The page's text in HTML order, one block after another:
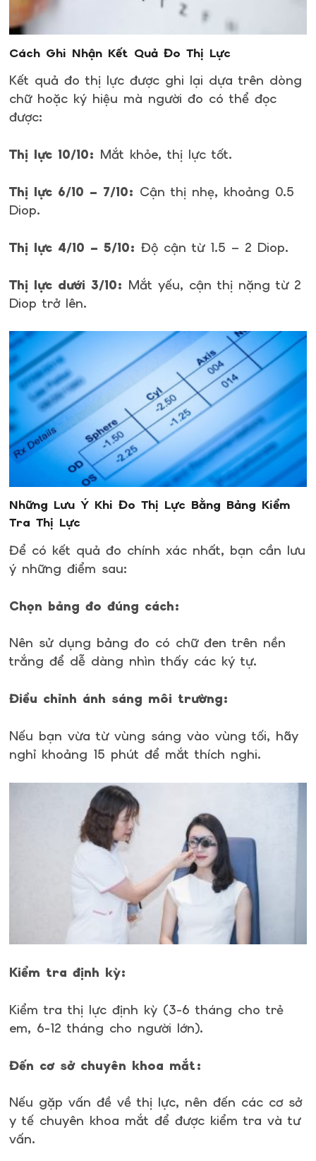
Cách Ghi Nhận Kết Quả Đo Thị Lực
Kết quả đo thị lực được ghi lại dựa trên dòng
chữ hoặc ký hiệu mà người đo có thể đọc
được:
Thị lực 10/10: Mắt khỏe, thị lực tốt.
Thị lực 6/10 – 7/10: Cận thị nhẹ, khoảng 0.5
Diop.
Thị lực 4/10 – 5/10: Độ cận từ 1.5 – 2 Diop.
Thị lực dưới 3/10: Mắt yếu, cận thị nặng từ 2
Diop trở lên.
Những Lưu Ý Khi Đo Thị Lực Bằng Bảng Kiểm
Tra Thị Lực
Để có kết quả đo chính xác nhất, bạn cần lưu
ý những điểm sau:
Chọn bảng đo đúng cách:
Nên sử dụng bảng đo có chữ đen trên nền
trắng để dễ dàng nhìn thấy các ký tự.
Điều chỉnh ánh sáng môi trường:
Nếu bạn vừa từ vùng sáng vào vùng tối, hãy
nghỉ khoảng 15 phút để mắt thích nghi.
Kiểm tra định kỳ:
Kiểm tra thị lực định kỳ (3-6 tháng cho trẻ
em, 6-12 tháng cho người lớn).
Đến cơ sở chuyên khoa mắt:
Nếu gặp vấn đề về thị lực, nên đến các cơ sở
y tế chuyên khoa mắt để được kiểm tra và tư
vấn.